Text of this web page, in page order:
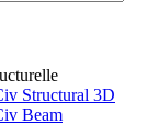
Structural 3D
Beam